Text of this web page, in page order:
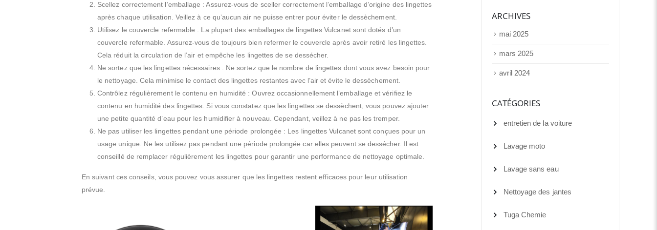
Scellez correctement l’emballage : Assurez-vous de sceller correctement l’emballage d’origine des lingettes
après chaque utilisation. Veillez à ce qu’aucun air ne puisse entrer pour éviter le dessèchement.
Utilisez le couvercle refermable : La plupart des emballages de lingettes Vulcanet sont dotés d’un
couvercle refermable. Assurez-vous de toujours bien refermer le couvercle après avoir retiré les lingettes.
Cela réduit la circulation de l’air et empêche les lingettes de se dessécher.
Ne sortez que les lingettes nécessaires : Ne sortez que le nombre de lingettes dont vous avez besoin pour
le nettoyage. Cela minimise le contact des lingettes restantes avec l’air et évite le dessèchement.
Contrôlez régulièrement le contenu en humidité : Ouvrez occasionnellement l’emballage et vérifiez le
contenu en humidité des lingettes. Si vous constatez que les lingettes se dessèchent, vous pouvez ajouter
une petite quantité d’eau pour les humidifier à nouveau. Cependant, veillez à ne pas les tremper.
Ne pas utiliser les lingettes pendant une période prolongée : Les lingettes Vulcanet sont conçues pour un
usage unique. Ne les utilisez pas pendant une période prolongée car elles peuvent se dessécher. Il est
conseillé de remplacer régulièrement les lingettes pour garantir une performance de nettoyage optimale.
En suivant ces conseils, vous pouvez vous assurer que les lingettes restent efficaces pour leur utilisation
prévue.
ARCHIVES
mai 2025
mars 2025
avril 2024
CATÉGORIES
entretien de la voiture
Lavage moto
Lavage sans eau
Nettoyage des jantes
Tuga Chemie